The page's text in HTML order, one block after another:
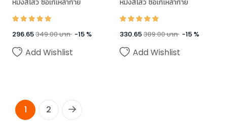
296.65349.00บาท -15 %
Add Wishlist
330.65389.00บาท -15 %
Add Wishlist
1 2